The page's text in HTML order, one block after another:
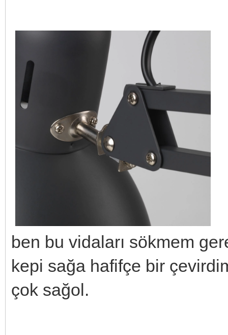
ben bu vidaları sökmem
kepi sağa hafifçe bir
çok sağol.